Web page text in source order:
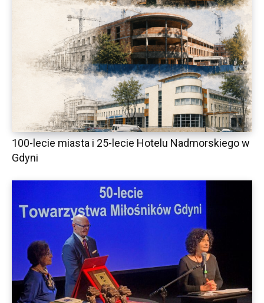
100-lecie miasta i 25-lecie Hotelu Nadmorskiego w
Gdyni